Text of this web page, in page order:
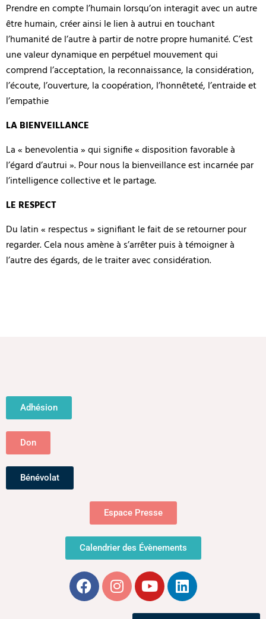
Prendre en compte l’humain lorsqu’on interagit avec un autre
être humain, créer ainsi le lien à autrui en touchant
l’humanité de l’autre à partir de notre propre humanité. C’est
une valeur dynamique en perpétuel mouvement qui
comprend l’acceptation, la reconnaissance, la considération,
l’écoute, l’ouverture, la coopération, l’honnêteté, l’entraide et
l’empathie
LA BIENVEILLANCE
La « benevolentia » qui signifie « disposition favorable à
l’égard d’autrui ». Pour nous la bienveillance est incarnée par
l’intelligence collective et le partage.
LE RESPECT
Du latin « respectus » signifiant le fait de se retourner pour
regarder. Cela nous amène à s’arrêter puis à témoigner à
l’autre des égards, de le traiter avec considération.
Adhésion
Don
Bénévolat
Espace Presse
Calendrier des Évènements